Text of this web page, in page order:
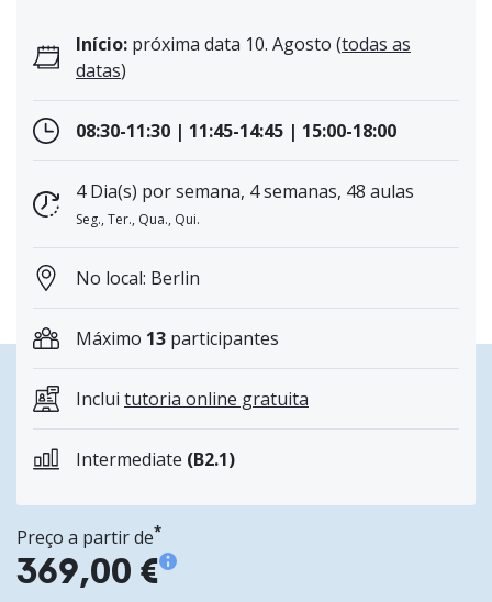
Início: próxima data 10. Agosto (todas as
datas)
08:30-11:30 | 11:45-14:45 | 15:00-18:00
4 Dia(s) por semana, 4 semanas, 48 aulas
Seg., Ter., Qua., Qui.
No local: Berlin
Máximo 13 participantes
Inclui tutoria online gratuita
Intermediate (B2.1)
Preço a partir de*
369,00 €